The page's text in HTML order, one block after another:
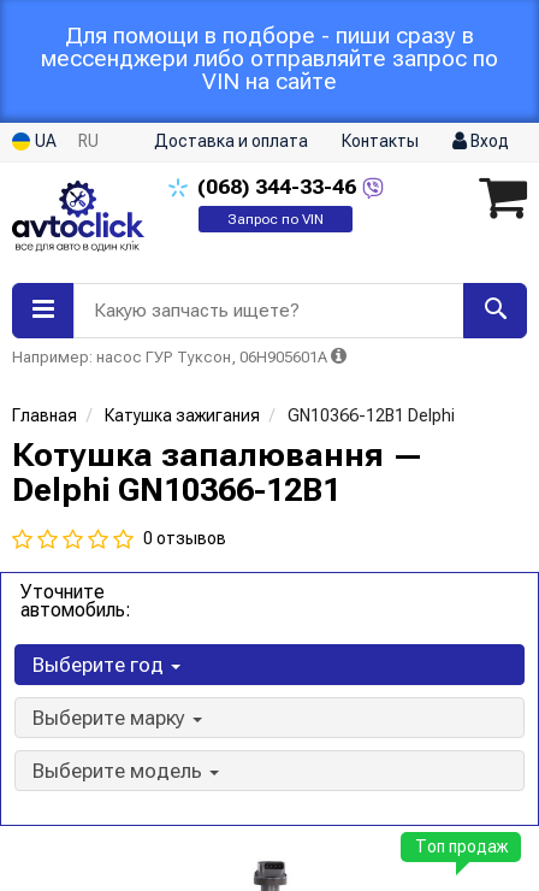
Для помощи в подборе - пиши сразу в
мессенджери либо отправляйте запрос по
VIN на сайте
UA RU Доставка и оплата Контакты Вход
(068) 344-33-46
Запрос по VIN
Какую запчасть ищете?
Например: насос ГУР Туксон, 06H905601A
Главная Катушка зажигания GN10366-12B1 Delphi
Котушка запалювання —
Delphi GN10366-12B1
0 отзывов
Уточните
автомобиль:
Выберите год
Выберите марку
Выберите модель
Топ продаж